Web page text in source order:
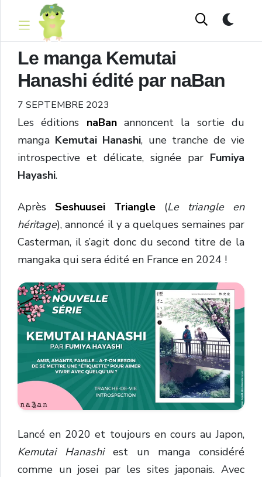
Le manga Kemutai
Hanashi édité par naBan
7 SEPTEMBRE 2023
Les éditions naBanannoncent la sortie du
manga Kemutai Hanashi, une tranche de vie
introspective et délicate, signée par Fumiya
Hayashi.
Après Seshuusei Triangle (Le triangle en
héritage), annoncé il y a quelques semaines par
Casterman, il s’agit donc du second titre de la
mangaka qui sera édité en France en 2024 !
Lancé en 2020 et toujours en cours au Japon,
Kemutai Hanashiest un manga considéré
comme un josei par les sites japonais. Avec